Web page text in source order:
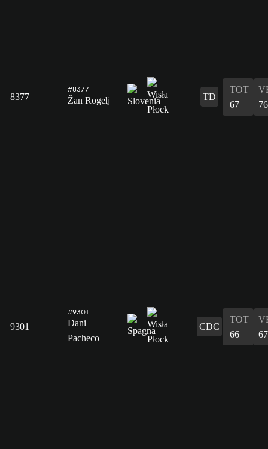
8377
#8377
Žan Rogelj TD
TOT
67
76
9301
#9301
Dani
Pacheco
CDC
TOT
66
67